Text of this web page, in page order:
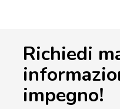
Richiedi
impegno!